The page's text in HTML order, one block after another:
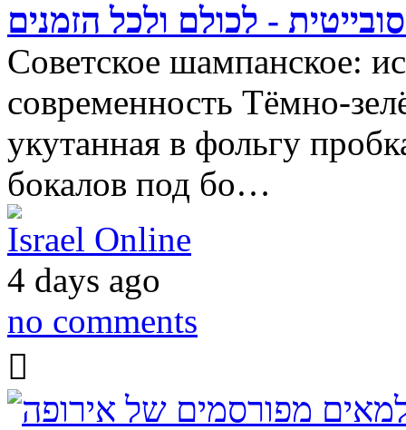
- לכולם ולכל הזמנים
Советское шампанское:
современность Тёмно-
укутанная в фольгу
бокалов под бо…
Israel Online
4 days ago
no comments